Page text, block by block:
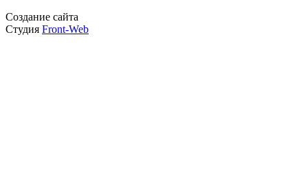
Создание сайта
Студия Front-Web